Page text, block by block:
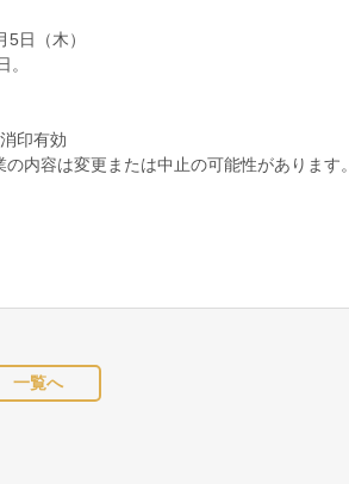
日（木）
印有効
内容は変更または中止の可能性があります。
一覧へ